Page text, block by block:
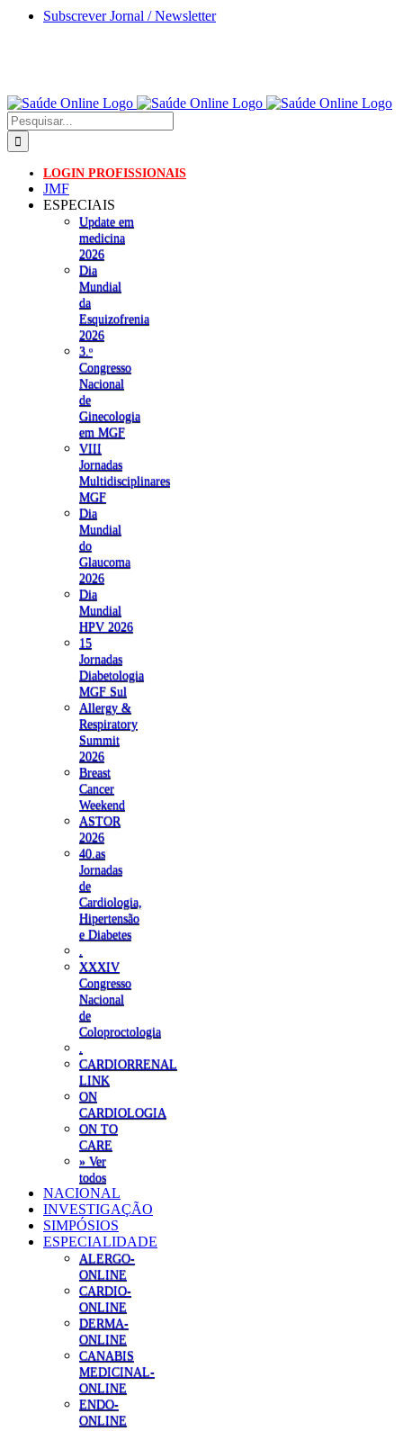
Skip
Subscrever Jornal / Newsletter
Pesquisar
LOGIN PROFISSIONAIS
JMF
ESPECIAIS
Update em
medicina
2026
Dia
Mundial
da
Esquizofrenia
2026
3.ᵒ
Congresso
Nacional
de
Ginecologia
em MGF
VIII
Jornadas
Multidisciplinares
MGF
Dia
Mundial
do
Glaucoma
2026
Dia
Mundial
HPV 2026
15
Jornadas
Diabetologia
MGF Sul
Allergy &
Respiratory
Summit
2026
Breast
Cancer
Weekend
ASTOR
2026
40.as
Jornadas
de
Cardiologia,
Hipertensão
e Diabetes
XXXIV
Congresso
Nacional
de
Coloproctologia
CARDIORRENAL
LINK
ON
CARDIOLOGIA
ON TO
CARE
» Ver
todos
NACIONAL
INVESTIGAÇÃO
SIMPÓSIOS
ESPECIALIDADE
ALERGO-
ONLINE
CARDIO-
ONLINE
DERMA-
ONLINE
CANABIS
MEDICINAL-
ONLINE
ENDO-
ONLINE